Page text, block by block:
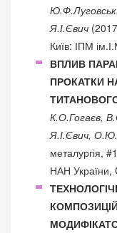
Я.І.Євич
Київ: ІПМ
ВПЛИВ
ПРОКАТКИ
К.О.Гогаєв,
Я.І.Євич,
металургія,
НАН України,